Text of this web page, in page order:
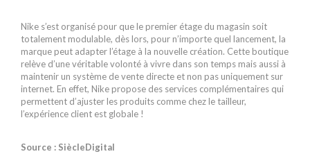
Nike s’est organisé pour que le premier étage du magasin soit
totalement modulable, dès lors, pour n’importe quel lancement, la
marque peut adapter l’étage à la nouvelle création. Cette boutique
relève d’une véritable volonté à vivre dans son temps mais aussi à
maintenir un système de vente directe et non pas uniquement sur
internet. En effet, Nike propose des services complémentaires qui
permettent d’ajuster les produits comme chez le tailleur,
l’expérience client est globale !
Source : SiècleDigital